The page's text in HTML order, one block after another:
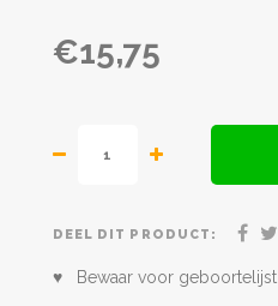
€15,75
DEEL DIT PRODUCT:
♥ Bewaar voor geboortelijst